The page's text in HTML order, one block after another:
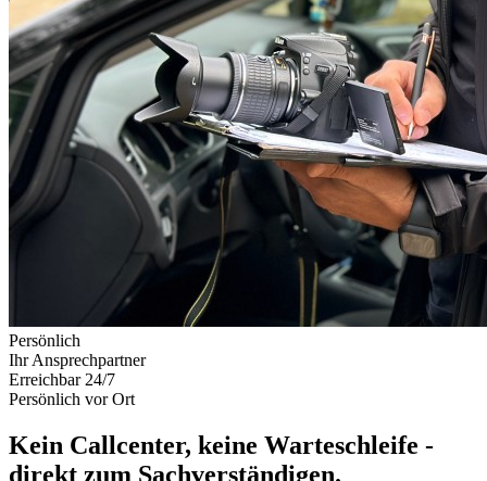
Persönlich
Ihr Ansprechpartner
Erreichbar 24/7
Persönlich vor Ort
Kein Callcenter, keine Warteschleife -
direkt zum Sachverständigen.